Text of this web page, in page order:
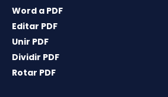
Word a PDF
Editar PDF
Unir PDF
Dividir PDF
Rotar PDF